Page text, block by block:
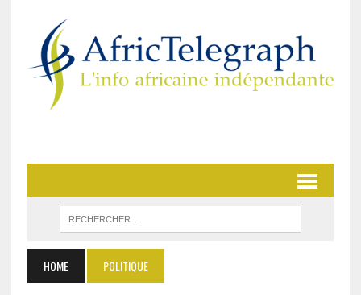
HOME POLITIQUE